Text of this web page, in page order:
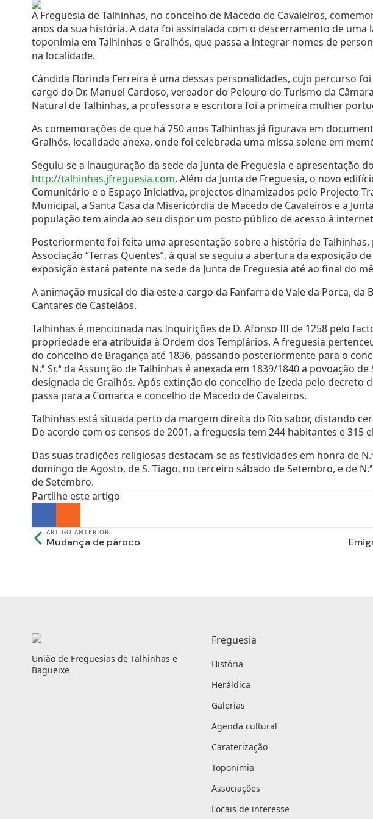
A Freguesia de Talhinhas, no concelho de Macedo de Cavaleiros,
anos da sua história. A data foi assinalada com o descerramento de uma
toponímia em Talhinhas e Gralhós, que passa a integrar nomes de
na localidade.
Cândida Florinda Ferreira é uma dessas personalidades, cujo percurso
cargo do Dr. Manuel Cardoso, vereador do Pelouro do Turismo da
Natural de Talhinhas, a professora e escritora foi a primeira mulher
As comemorações de que há 750 anos Talhinhas já figurava em
Gralhós, localidade anexa, onde foi celebrada uma missa solene em
Seguiu-se a inauguração da sede da Junta de Freguesia e apresentação
http://talhinhas.jfreguesia.com. Além da Junta de Freguesia, o novo
Comunitário e o Espaço Iniciativa, projectos dinamizados pelo Projecto
Municipal, a Santa Casa da Misericórdia de Macedo de Cavaleiros e a
população tem ainda ao seu dispor um posto público de acesso à
Posteriormente foi feita uma apresentação sobre a história de Talhinhas,
Associação “Terras Quentes”, à qual se seguiu a abertura da exposição
exposição estará patente na sede da Junta de Freguesia até ao final do
A animação musical do dia este a cargo da Fanfarra de Vale da Porca, da
Cantares de Castelãos.
Talhinhas é mencionada nas Inquirições de D. Afonso III de 1258 pelo
propriedade era atribuída à Ordem dos Templários. A freguesia
do concelho de Bragança até 1836, passando posteriormente para o
N.ª Sr.ª da Assunção de Talhinhas é anexada em 1839/1840 a povoação
designada de Gralhós. Após extinção do concelho de Izeda pelo decreto
passa para a Comarca e concelho de Macedo de Cavaleiros.
Talhinhas está situada perto da margem direita do Rio sabor, distando
De acordo com os censos de 2001, a freguesia tem 244 habitantes e 315
Das suas tradições religiosas destacam-se as festividades em honra de
domingo de Agosto, de S. Tiago, no terceiro sábado de Setembro, e de
de Setembro.
Partilhe este artigo
ARTIGO ANTERIOR
Mudança de pároco
União de Freguesias de Talhinhas e
Bagueixe
Freguesia
História
Heráldica
Galerias
Agenda cultural
Caraterização
Toponímia
Associações
Locais de interesse